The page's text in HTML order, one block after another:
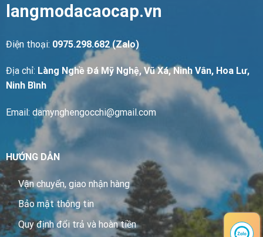
langmodacaocap.vn
Điện thoại: 0975.298.682 (Zalo)
Địa chỉ: Làng Nghề Đá Mỹ Nghệ, Vũ Xá, Ninh Vân, Hoa Lư,
Ninh Bình
Email: damynghengocchi@gmail.com
HƯỚNG DẪN
Vận chuyển, giao nhận hàng
Bảo mật thông tin
Quy định đổi trả và hoàn tiền